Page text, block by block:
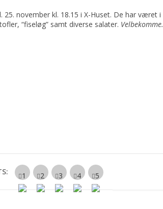
november kl. 18.15 i X-Huset. De har været i
“fiseløg” samt diverse salater. Velbekomme.